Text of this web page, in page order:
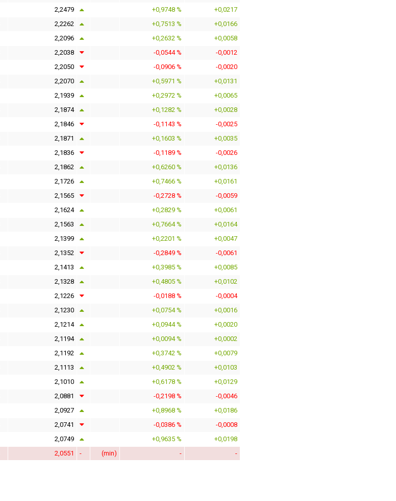
2,2479 +0,9748 %
+0,0217
2,2262 +0,7513 %
+0,0166
2,2096 +0,2632 %
+0,0058
2,2038 -0,0544 %
-0,0012
2,2050 -0,0906 %
-0,0020
2,2070 +0,5971 %
+0,0131
2,1939 +0,2972 %
+0,0065
2,1874 +0,1282 %
+0,0028
2,1846 -0,1143 %
-0,0025
2,1871 +0,1603 %
+0,0035
2,1836 -0,1189 %
-0,0026
2,1862 +0,6260 %
+0,0136
2,1726 +0,7466 %
+0,0161
2,1565 -0,2728 %
-0,0059
2,1624 +0,2829 %
+0,0061
2,1563 +0,7664 %
+0,0164
2,1399 +0,2201 %
+0,0047
2,1352 -0,2849 %
-0,0061
2,1413 +0,3985 %
+0,0085
2,1328 +0,4805 %
+0,0102
2,1226 -0,0188 %
-0,0004
2,1230 +0,0754 %
+0,0016
2,1214 +0,0944 %
+0,0020
2,1194 +0,0094 %
+0,0002
2,1192 +0,3742 %
+0,0079
2,1113 +0,4902 %
+0,0103
2,1010 +0,6178 %
+0,0129
2,0881 -0,2198 %
-0,0046
2,0927 +0,8968 %
+0,0186
2,0741 -0,0386 %
-0,0008
2,0749 +0,9635 %
+0,0198
2,0551 - (min) - -